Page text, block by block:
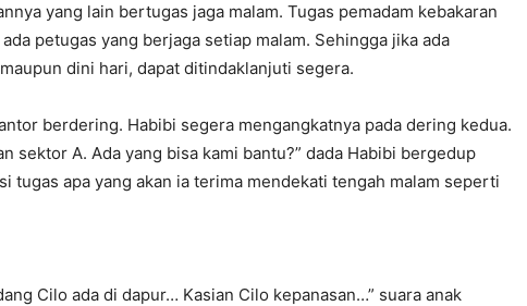
yang lain bertugas jaga malam. Tugas pemadam kebakaran
petugas yang berjaga setiap malam. Sehingga jika ada
dini hari, dapat ditindaklanjuti segera.
berdering. Habibi segera mengangkatnya pada dering kedua.
sektor A. Ada yang bisa kami bantu?” dada Habibi bergedup
tugas apa yang akan ia terima mendekati tengah malam seperti
Cilo ada di dapur… Kasian Cilo kepanasan…” suara anak